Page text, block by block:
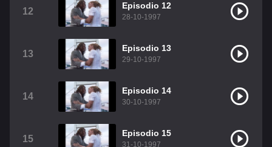
12
Episodio 12
28-10-1997
13
Episodio 13
29-10-1997
14
Episodio 14
30-10-1997
15
Episodio 15
31-10-1997